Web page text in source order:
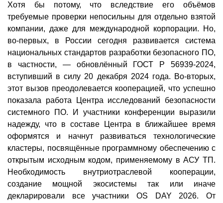
Хотя бы потому, что вследствие его объёмов
требуемые проверки непосильны для отдельно взятой
компании, даже для международной корпорации. Но,
во-первых, в России сегодня развивается система
национальных стандартов разработки безопасного ПО,
в частности, — обновлённый ГОСТ Р 56939-2024,
вступивший в силу 20 декабря 2024 года. Во-вторых,
этот вызов преодолевается кооперацией, что успешно
показала работа Центра исследований безопасности
системного ПО. И участники конференции выразили
надежду, что в составе Центра в ближайшее время
оформятся и начнут развиваться технологические
кластеры, посвящённые программному обеспечению с
открытым исходным кодом, применяемому в АСУ ТП.
Необходимость внутриотраслевой кооперации,
создание мощной экосистемы так или иначе
декларировали все участники OS DAY 2026. От